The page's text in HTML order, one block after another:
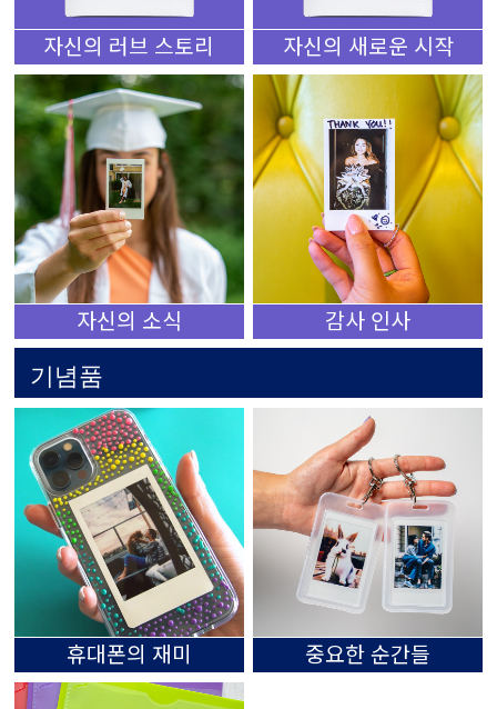
자신의 러브 스토리 자신의 새로운 시작
자신의 소식 감사 인사
기념품
휴대폰의 재미 중요한 순간들